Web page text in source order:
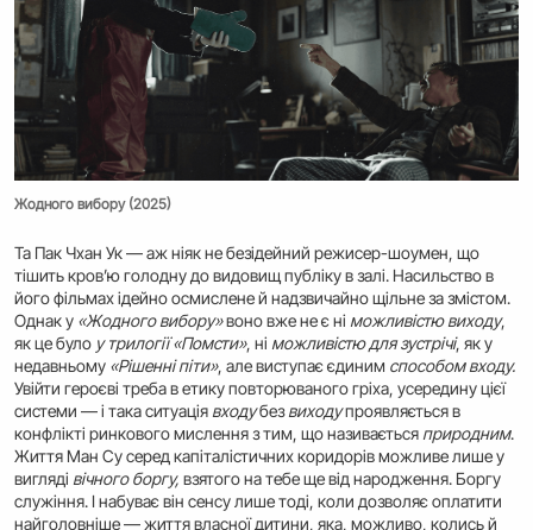
Жодного вибору (2025)
Та Пак Чхан Ук — аж ніяк не безідейний режисер-шоумен, що
тішить кров’ю голодну до видовищ публіку в залі. Насильство в
його фільмах ідейно осмислене й надзвичайно щільне за змістом.
Однак у «Жодного вибору»воно вже не є ні можливістю виходу,
як це було у трилогії «Помсти», ні можливістю для зустрічі, як у
недавньому «Рішенні піти», але виступає єдиним способом входу.
Увійти героєві треба в етику повторюваного гріха, усередину цієї
системи — і така ситуаціявходубезвиходупроявляється в
конфлікті ринкового мислення з тим, що називаєтьсяприродним.
Життя Ман Су серед капіталістичних коридорів можливе лише у
вигляді вічного боргу, взятого на тебе ще від народження. Боргу
служіння. І набуває він сенсу лише тоді, коли дозволяє оплатити
найголовніше — життя власної дитини, яка, можливо, колись й